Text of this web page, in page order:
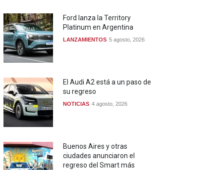
Ford lanza la Territory
Platinum en Argentina
LANZAMIENTOS 5 agosto, 2026
El Audi A2 está a un paso de
su regreso
NOTICIAS 4 agosto, 2026
Buenos Aires y otras
ciudades anunciaron el
regreso del Smart más